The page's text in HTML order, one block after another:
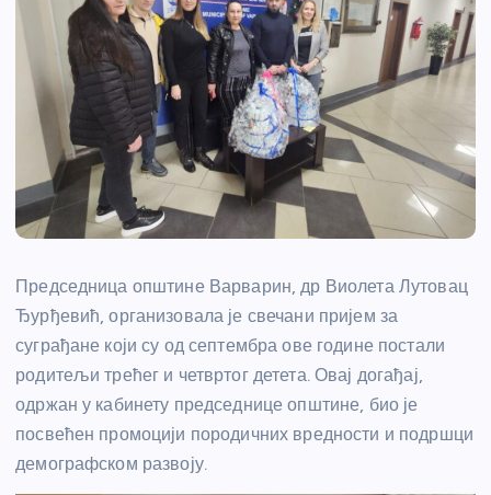
Председница општине Варварин, др Виолета Лутовац
Ђурђевић, организовала је свечани пријем за
суграђане који су од септембра ове године постали
родитељи трећег и четвртог детета. Овај догађај,
одржан у кабинету председнице општине, био је
посвећен промоцији породичних вредности и подршци
демографском развоју.